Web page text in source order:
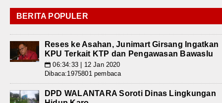
BERITA POPULER
Reses ke Asahan, Junimart Girsang Ingatkan
KPU Terkait KTP dan Pengawasan Bawaslu
📅 06:34:33 | 12 Jan 2020
Dibaca:1975801 pembaca
DPD WALANTARA Soroti Dinas Lingkungan